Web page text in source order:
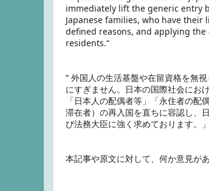
immediately lift the generic entry
Japanese families, who have
defined reasons, and applying
residents.“
“ 外国人の生活基盤や在留資格を無
にすぎません。日本の国際社会にお
「日本人の配偶者等」「永住者の
滞在者）の再入国を直ちに容認し、
び法務大臣に強く求めております。」